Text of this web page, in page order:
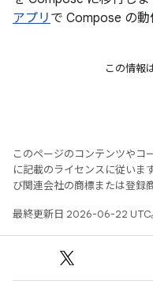
アプリ で Compose の動
この情報
このページのコンテンツやコ
に記載のライセンスに従いま
び関連会社の商標または登録
最終更新日 2026-06-22 UTC